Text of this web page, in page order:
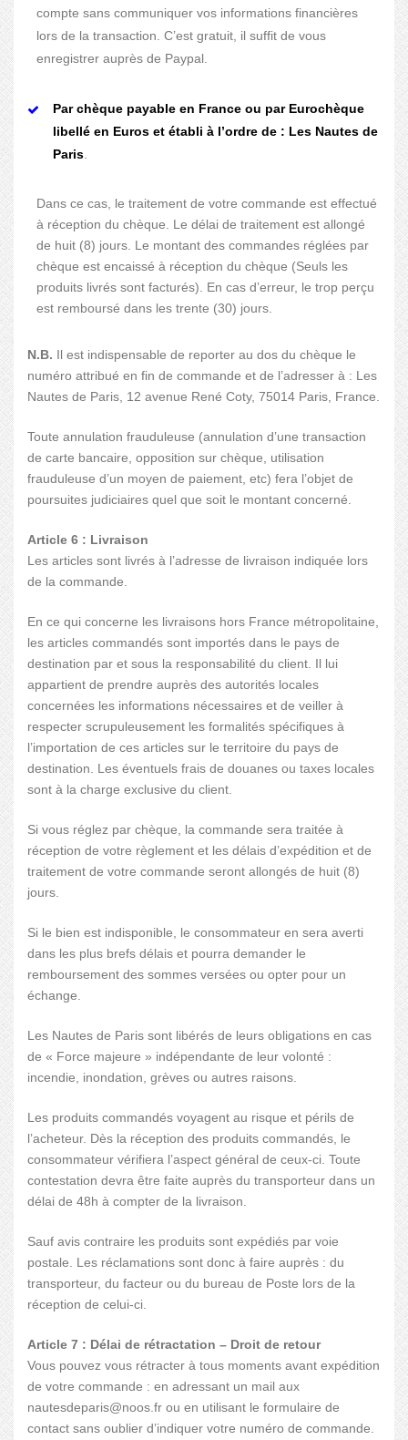
compte sans communiquer vos informations financières
lors de la transaction. C’est gratuit, il suffit de vous
enregistrer auprès de Paypal.
Par chèque payable en France ou par Eurochèque
libellé en Euros et établi à l’ordre de : Les Nautes de
Paris
Dans ce cas, le traitement de votre commande est effectué
à réception du chèque. Le délai de traitement est allongé
de huit (8) jours. Le montant des commandes réglées par
chèque est encaissé à réception du chèque (Seuls les
produits livrés sont facturés). En cas d’erreur, le trop perçu
est remboursé dans les trente (30) jours.
N.B. Il est indispensable de reporter au dos du chèque le
numéro attribué en fin de commande et de l’adresser à : Les
Nautes de Paris, 12 avenue René Coty, 75014 Paris, France.
Toute annulation frauduleuse (annulation d’une transaction
de carte bancaire, opposition sur chèque, utilisation
frauduleuse d’un moyen de paiement, etc) fera l’objet de
poursuites judiciaires quel que soit le montant concerné.
Article 6 : Livraison
Les articles sont livrés à l’adresse de livraison indiquée lors
de la commande.
En ce qui concerne les livraisons hors France métropolitaine,
les articles commandés sont importés dans le pays de
destination par et sous la responsabilité du client. Il lui
appartient de prendre auprès des autorités locales
concernées les informations nécessaires et de veiller à
respecter scrupuleusement les formalités spécifiques à
l’importation de ces articles sur le territoire du pays de
destination. Les éventuels frais de douanes ou taxes locales
sont à la charge exclusive du client.
Si vous réglez par chèque, la commande sera traitée à
réception de votre règlement et les délais d’expédition et de
traitement de votre commande seront allongés de huit (8)
jours.
Si le bien est indisponible, le consommateur en sera averti
dans les plus brefs délais et pourra demander le
remboursement des sommes versées ou opter pour un
échange.
Les Nautes de Paris sont libérés de leurs obligations en cas
de « Force majeure » indépendante de leur volonté :
incendie, inondation, grèves ou autres raisons.
Les produits commandés voyagent au risque et périls de
l’acheteur. Dès la réception des produits commandés, le
consommateur vérifiera l’aspect général de ceux-ci. Toute
contestation devra être faite auprès du transporteur dans un
délai de 48h à compter de la livraison.
Sauf avis contraire les produits sont expédiés par voie
postale. Les réclamations sont donc à faire auprès : du
transporteur, du facteur ou du bureau de Poste lors de la
réception de celui-ci.
Article 7 : Délai de rétractation – Droit de retour
Vous pouvez vous rétracter à tous moments avant expédition
de votre commande : en adressant un mail aux
nautesdeparis@noos.fr ou en utilisant le formulaire de
contact sans oublier d’indiquer votre numéro de commande.